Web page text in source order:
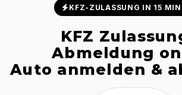
KFZ-ZULASSUNG IN 15
KFZ
Abmeldung
Auto anmelden &